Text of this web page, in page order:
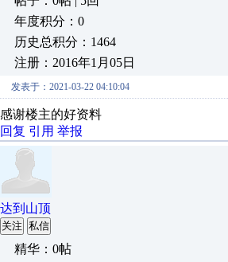
年度积分：0
历史总积分：1464
注册：2016年1月05日
发表于：2021-03-22 04:10:04
感谢楼主的好资料
回复 引用 举报
达到山顶
关注 私信
精华：0帖